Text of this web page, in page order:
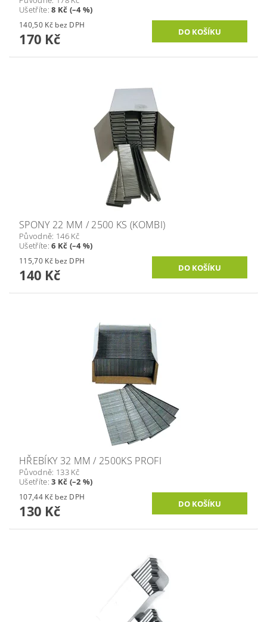
Ušetříte:8 Kč (–4 %)
140,50 Kč bez DPH
170 Kč
SPONY 22 MM / 2500 KS (KOMBI)
Původně: 146 Kč
Ušetříte:6 Kč (–4 %)
115,70 Kč bez DPH
140 Kč
HŘEBÍKY 32 MM / 2500KS PROFI
Původně: 133 Kč
Ušetříte:3 Kč (–2 %)
107,44 Kč bez DPH
130 Kč